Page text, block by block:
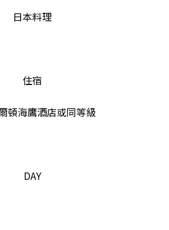
日本料理
住宿
頓海鷹酒店或同等級
DAY